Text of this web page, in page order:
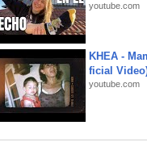
youtube.com
KHEA -
ficial
youtube.com